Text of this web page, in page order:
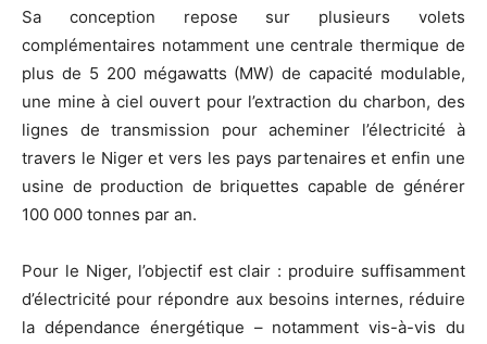
Sa conception repose sur plusieurs volets
complémentaires notamment une centrale thermique de
plus de 5 200 mégawatts (MW) de capacité modulable,
une mine à ciel ouvert pour l’extraction du charbon, des
lignes de transmission pour acheminer l’électricité à
travers le Niger et vers les pays partenaires et enfin une
usine de production de briquettes capable de générer
100 000 tonnes par an.
Pour le Niger, l’objectif est clair : produire suffisamment
d’électricité pour répondre aux besoins internes, réduire
la dépendance énergétique – notamment vis-à-vis du